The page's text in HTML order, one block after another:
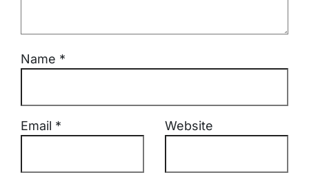
Name *
Email * Website